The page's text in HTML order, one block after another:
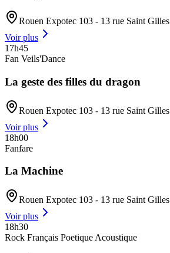
Rouen Expotec 103 - 13 rue Saint Gilles
Voir plus
17h45
Fan Veils'Dance
La geste des filles du dragon
Rouen Expotec 103 - 13 rue Saint Gilles
Voir plus
18h00
Fanfare
La Machine
Rouen Expotec 103 - 13 rue Saint Gilles
Voir plus
18h30
Rock Français Poetique Acoustique